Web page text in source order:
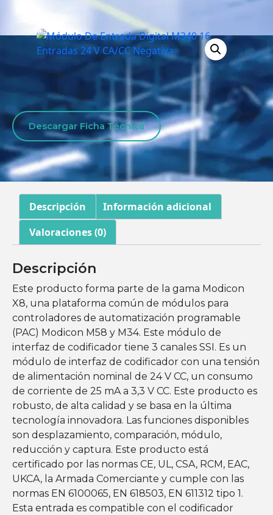
Descargar Ficha Técnica
Descripción
Información adicional
Valoraciones (0)
Descripción
Este producto forma parte de la gama Modicon
X8, una plataforma común de módulos para
controladores de automatización programable
(PAC) Modicon M58 y M34. Este módulo de
interfaz de codificador tiene 3 canales SSI. Es un
módulo de interfaz de codificador con una tensión
de alimentación nominal de 24 V CC, un consumo
de corriente de 25 mA a 3,3 V CC. Este producto es
robusto, de alta calidad y se basa en la última
tecnología innovadora. Las funciones disponibles
son desplazamiento, comparación, módulo,
reducción y captura. Este producto está
certificado por las normas CE, UL, CSA, RCM, EAC,
UKCA, la Armada Comerciante y cumple con las
normas EN 6100065, EN 618503, EN 611312 tipo 1.
Esta entrada es compatible con el codificador